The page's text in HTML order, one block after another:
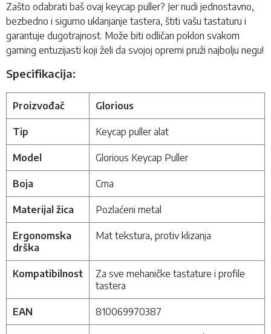
Zašto odabrati baš ovaj keycap puller? Jer nudi jednostavno,
bezbedno i sigurno uklanjanje tastera, štiti vašu tastaturu i
garantuje dugotrajnost. Može biti odličan poklon svakom
gaming entuzijasti koji želi da svojoj opremi pruži najbolju negu!
Specifikacija:
Proizvođač Glorious
Tip Keycap puller alat
Model Glorious Keycap Puller
Boja Crna
Materijal žica Pozlaćeni metal
Ergonomska
drška
Mat tekstura, protiv klizanja
Kompatibilnost
Za sve mehaničke tastature i profile
tastera
EAN 810069970387